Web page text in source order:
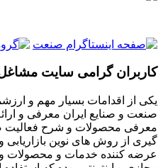
کاربران گرامی سایت
یکی از اقدامات بسیار مهم و
صنعت و صنایع ایران معرفی و
معرفی محصولات و شرح فعالیت
گیری از روش های نوین بازاریابی
عرضه کننده خدمات و محصولات و